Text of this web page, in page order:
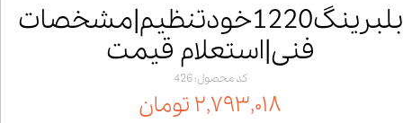
بلبرینگ1220خودتنظیم|مشخصات
فنی|استعلام قیمت
کد محصول: 426
۲,۷۹۳,۰۱۸ تومان